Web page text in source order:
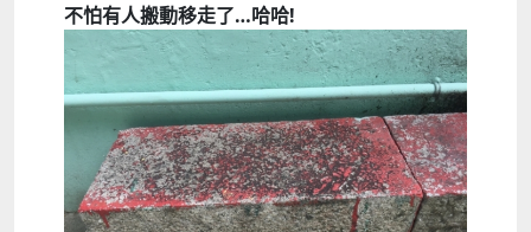
不怕有人搬動移走了…哈哈!